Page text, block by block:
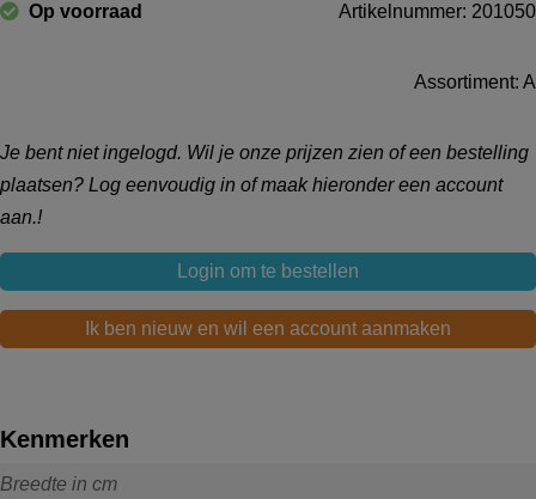
Op voorraad Artikelnummer: 201050
Assortiment: A
Je bent niet ingelogd. Wil je onze prijzen zien of een bestelling
plaatsen? Log eenvoudig in of maak hieronder een account
aan.!
Login om te bestellen
Ik ben nieuw en wil een account aanmaken
Kenmerken
Breedte in cm